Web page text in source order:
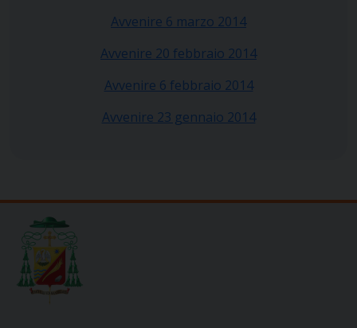
Avvenire 6 marzo 2014
Avvenire 20 febbraio 2014
Avvenire 6 febbraio 2014
Avvenire 23 gennaio 2014